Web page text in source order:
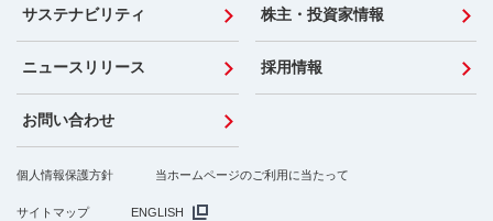
サステナビリティ 株主・投資家情報
ニュースリリース 採用情報
お問い合わせ
個人情報保護方針 当ホームページのご利用に当たって
サイトマップ ENGLISH